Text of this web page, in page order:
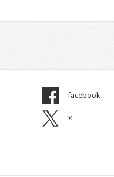
facebook
x